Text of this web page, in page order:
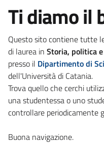
Ti diamo il
Questo sito contiene tutte
di laurea in Storia, politica
presso il Dipartimento di
dell'Università di Catania.
Trova quello che cerchi
una studentessa o uno
controllare periodicamente
Buona navigazione.